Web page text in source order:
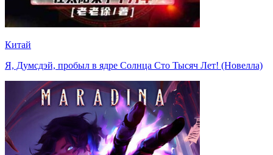
Китай
Я, Думсдэй, пробыл в ядре Солнца Сто Тысяч Лет! (Новелла)